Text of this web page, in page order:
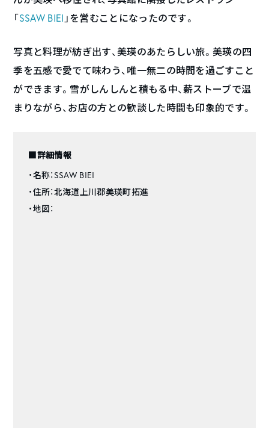
「SSAW BIEI 」を営むことになったのです。
写真と料理が紡ぎ出す、美瑛のあたらしい旅。美瑛の四
季を五感で愛でて味わう、唯一無二の時間を過ごすこと
ができます。雪がしんしんと積もる中、薪ストーブで温
まりながら、お店の方との歓談した時間も印象的です。
■詳細情報
・名称：SSAW BIEI
・住所：北海道上川郡美瑛町拓進
・地図：